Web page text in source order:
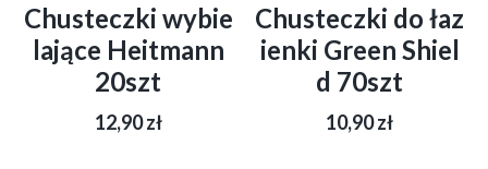
Chusteczki wybie
lające Heitmann
20szt
12,90zł
Chusteczki do łaz
ienki Green Shiel
d 70szt
10,90zł